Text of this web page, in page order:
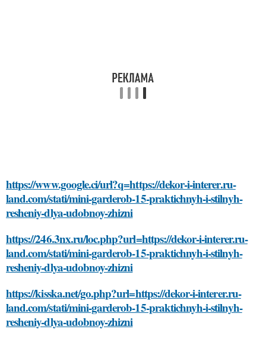
https://www.google.ci/url?q=https://dekor-i-interer.ru-
land.com/stati/mini-garderob-15-praktichnyh-i-stilnyh-
resheniy-dlya-udobnoy-zhizni
https://246.3nx.ru/loc.php?url=https://dekor-i-interer.ru-
land.com/stati/mini-garderob-15-praktichnyh-i-stilnyh-
resheniy-dlya-udobnoy-zhizni
https://kisska.net/go.php?url=https://dekor-i-interer.ru-
land.com/stati/mini-garderob-15-praktichnyh-i-stilnyh-
resheniy-dlya-udobnoy-zhizni